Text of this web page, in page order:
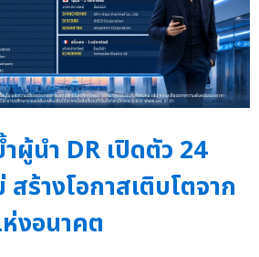
ผู้นำ DR เปิดตัว 24
ร้างโอกาสเติบโตจาก
งอนาคต